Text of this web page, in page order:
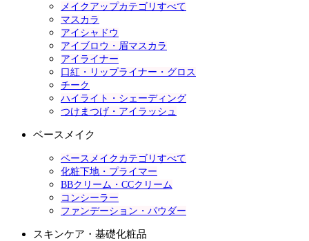
メイクアップカテゴリすべて
マスカラ
アイシャドウ
アイブロウ・眉マスカラ
アイライナー
口紅・リップライナー・グロス
チーク
ハイライト・シェーディング
つけまつげ・アイラッシュ
ベースメイク
ベースメイクカテゴリすべて
化粧下地・プライマー
BBクリーム・CCクリーム
コンシーラー
ファンデーション・パウダー
スキンケア・基礎化粧品